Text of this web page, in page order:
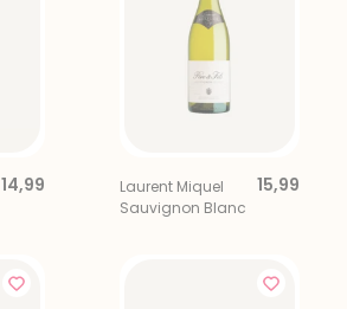
14,99
Laurent Miquel
Sauvignon Blanc
15,99